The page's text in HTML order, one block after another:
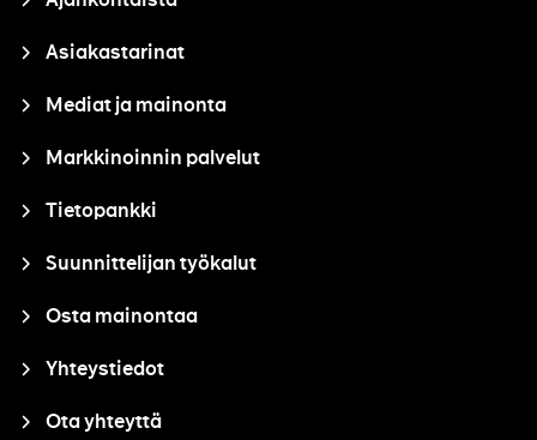
Asiakastarinat
Mediat ja mainonta
Markkinoinnin palvelut
Tietopankki
Suunnittelijan työkalut
Osta mainontaa
Yhteystiedot
Ota yhteyttä